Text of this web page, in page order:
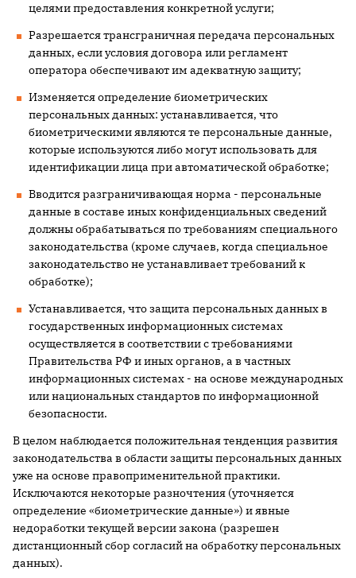
целями предоставления конкретной услуги;
Разрешается трансграничная передача персональных
данных, если условия договора или регламент
оператора обеспечивают им адекватную защиту;
Изменяется определение биометрических
персональных данных: устанавливается, что
биометрическими являются те персональные данные,
которые используются либо могут использовать для
идентификации лица при автоматической обработке;
Вводится разграничивающая норма - персональные
данные в составе иных конфиденциальных сведений
должны обрабатываться по требованиям специального
законодательства (кроме случаев, когда специальное
законодательство не устанавливает требований к
обработке);
Устанавливается, что защита персональных данных в
государственных информационных системах
осуществляется в соответствии с требованиями
Правительства РФ и иных органов, а в частных
информационных системах - на основе международных
или национальных стандартов по информационной
безопасности.
В целом наблюдается положительная тенденция развития
законодательства в области защиты персональных данных
уже на основе правоприменительной практики.
Исключаются некоторые разночтения (уточняется
определение «биометрические данные») и явные
недоработки текущей версии закона (разрешен
дистанционный сбор согласий на обработку персональных
данных).